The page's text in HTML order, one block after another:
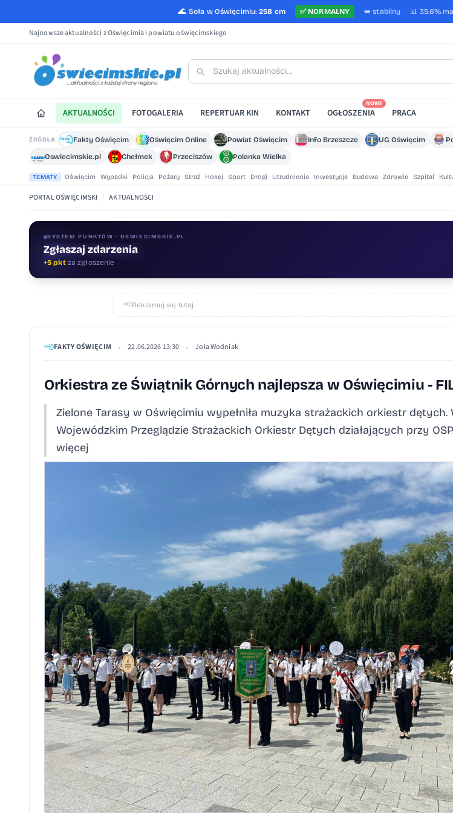
🌊 Soła w Oświęcimiu: 258 cm ✅NORMALNY ➡️stabilny 📊 35.6%
Najnowsze aktualności z Oświęcimia i powiatu oświęcimskiego
AKTUALNOŚCI FOTOGALERIA REPERTUAR KIN KONTAKT OGŁOSZENIA
NOWE
PRACA
ŹRÓDŁA Fakty Oświęcim Oświęcim Online Powiat Oświęcim Info Brzeszcze UG Oświęcim
Oswiecimskie.pl
Chełmek Przeciszów Polanka Wielka
TEMATY Oświęcim Wypadki Policja Pożary Straż Hokej Sport Drogi Utrudnienia Inwestycje Budowa Zdrowie Szpital
PORTAL OŚWIĘCIMSKI | AKTUALNOŚCI
SYSTEM PUNKTÓW · OSWIECIMSKIE.PL
Zgłaszaj zdarzenia
+5 pkt za zgłoszenie
Oceniaj treści
+1 pktza ocenę
📢Reklamuj się tutaj
FAKTY OŚWIĘCIM • 22.06.2026 13:30 • Jola Wodniak
Orkiestra ze Świątnik Górnych najlepsza w Oświęcimiu -
Zielone Tarasy w Oświęcimiu wypełniła muzyka strażackich orkiestr dętych.
Wojewódzkim Przeglądzie Strażackich Orkiestr Dętych działających przy
więcej